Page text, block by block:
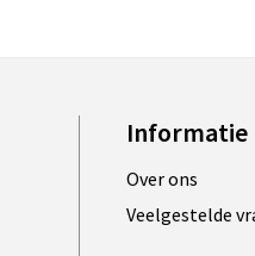
Informatie
Over ons
Veelgestelde